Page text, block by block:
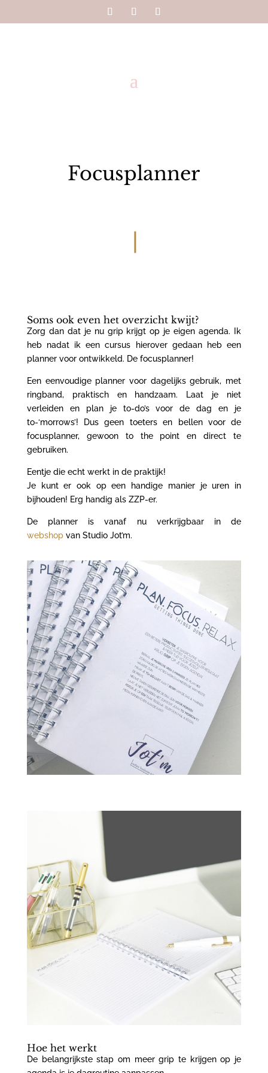
Focusplanner
Soms ook even het overzicht kwijt?
Zorg dan dat je nu grip krijgt op je eigen agenda. Ik
heb nadat ik een cursus hierover gedaan heb een
planner voor ontwikkeld. De focusplanner!
Een eenvoudige planner voor dagelijks gebruik, met
ringband, praktisch en handzaam. Laat je niet
verleiden en plan je to-do’s voor de dag en je
to-‘morrows’! Dus geen toeters en bellen voor de
focusplanner, gewoon to the point en direct te
gebruiken.
Eentje die echt werkt in de praktijk!
Je kunt er ook op een handige manier je uren in
bijhouden! Erg handig als ZZP-er.
De planner is vanaf nu verkrijgbaar in de
webshopvan Studio Jot’m.
Hoe het werkt
De belangrijkste stap om meer grip te krijgen op je